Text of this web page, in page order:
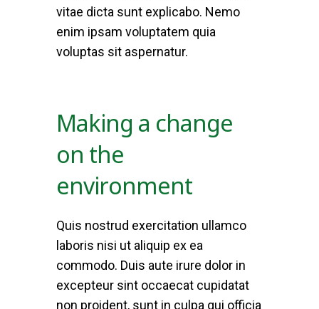
vitae dicta sunt explicabo. Nemo
enim ipsam voluptatem quia
voluptas sit aspernatur.
Making a change
on the
environment
Quis nostrud exercitation ullamco
laboris nisi ut aliquip ex ea
commodo. Duis aute irure dolor in
excepteur sint occaecat cupidatat
non proident, sunt in culpa qui officia